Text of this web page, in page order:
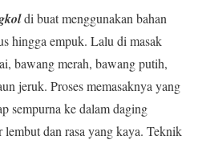
di buat menggunakan bahan
hingga empuk. Lalu di masak
bawang merah, bawang putih,
jeruk. Proses memasaknya yang
sempurna ke dalam daging
dan rasa yang kaya. Teknik